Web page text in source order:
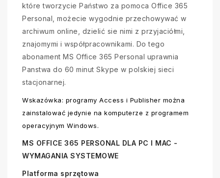
które tworzycie Państwo za pomoca Office 365
Personal, możecie wygodnie przechowywać w
archiwum online, dzielić sie nimi z przyjaciółmi,
znajomymi i współpracownikami. Do tego
abonament MS Office 365 Personal uprawnia
Panstwa do 60 minut Skype w polskiej sieci
stacjonarnej.
Wskazówka: programy Access i Publisher można
zainstalować jedynie na komputerze z programem
operacyjnym Windows.
MS OFFICE 365 PERSONAL DLA PC I MAC -
WYMAGANIA SYSTEMOWE
Platforma sprzętowa